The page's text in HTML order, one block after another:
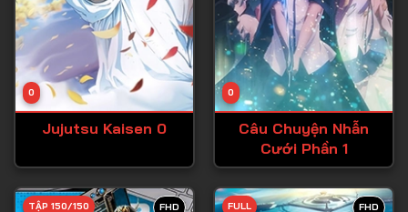
Tập 23
Tập 24
Tập 25
Tập 26
0
Jujutsu Kaisen 0
0
Câu Chuyện Nhẫn
Cưới Phần 1
FHD
TẬP 150/150 FHD
FULL